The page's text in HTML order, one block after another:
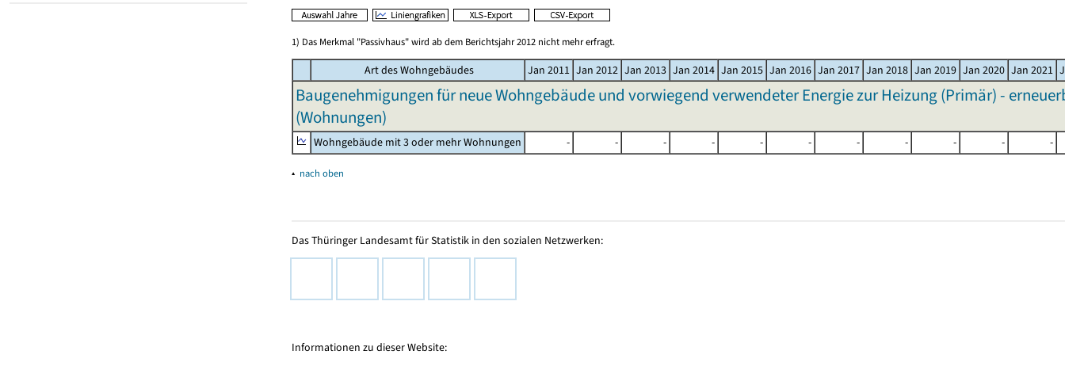
1) Das Merkmal "Passivhaus" wird ab dem Berichtsjahr 2012 nicht mehr erfragt.
Art des Wohngebäudes Jan 2011 Jan 2012 Jan 2013 Jan 2014 Jan 2015 Jan 2016 Jan 2017 Jan 2018 Jan 2019 Jan 2020 Jan 2021
Baugenehmigungen für neue Wohngebäude und vorwiegend verwendeter Energie zur Heizung (Primär) -
(Wohnungen)
Wohngebäude mit 3 oder mehr Wohnungen - - - - - - - - - - -
▴ nach oben
Das Thüringer Landesamt für Statistik in den sozialen Netzwerken:
Informationen zu dieser Website: